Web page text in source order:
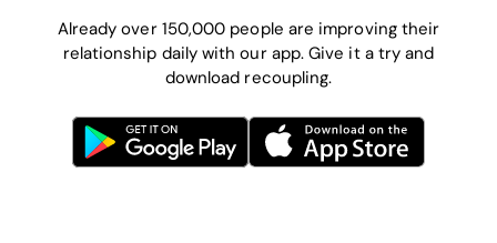
Already over 150,000 people are improving their
relationship daily with our app. Give it a try and
download recoupling.